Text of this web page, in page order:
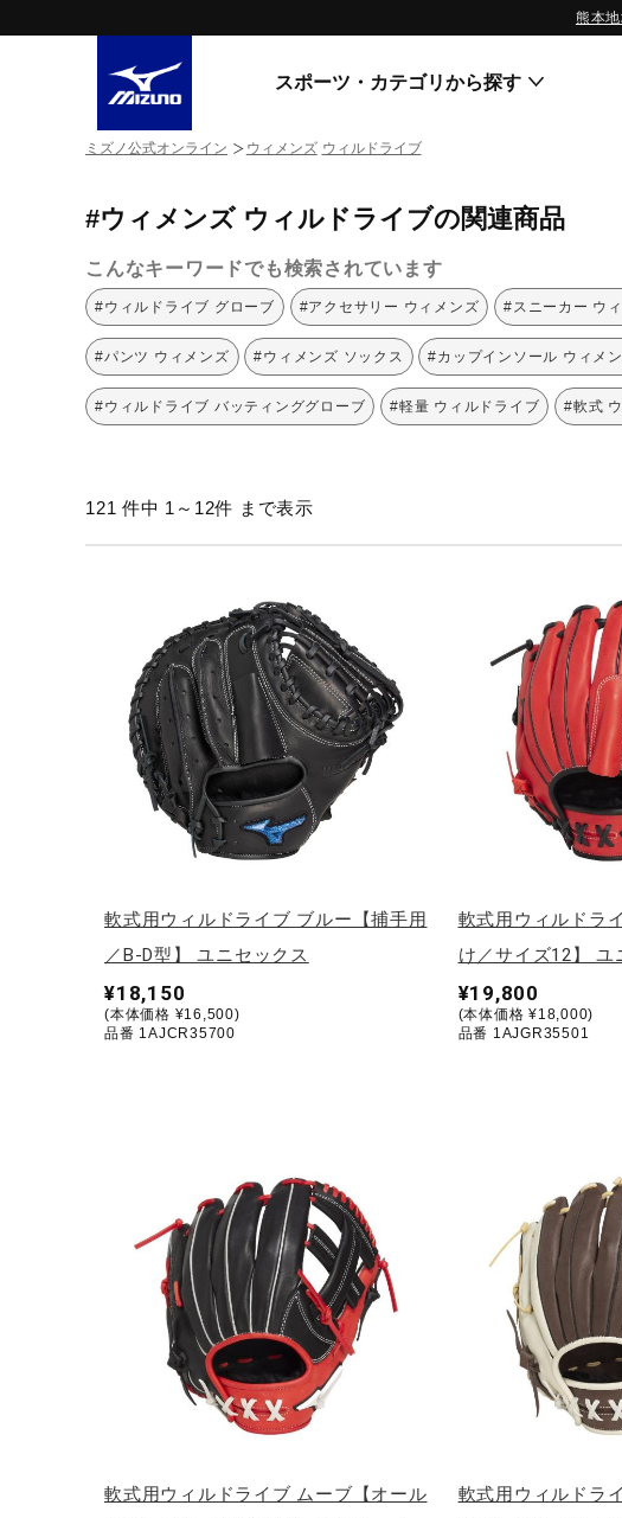
熊本
スポーツ・カテゴリから探す
ライフスタイルウエア
ランニング
サッカー／フットサル
野球
バレーボール
陸上競技
卓球
ソフトボール
ウィンタースポーツ
ライフスタイルグッズ
インナー
寝具／ミズノスリープ
ジュニア／キッズ
メディカル
コラボ／ライセンス
WAVE PROPHECY
MORELIA LS
WAVE RIDER
MXR
ゴアテックス
コラボレーション
その他シリーズ
WP
WP
スペシャ
WP
マーガ
ミズノ公式オンライン ウィメンズ ウィルドライブ
#ウィメンズ ウィルドライブの関連商品
こんなキーワードでも検索されています
#ウィルドライブ グローブ #アクセサリー ウィメンズ #スニーカー ウ
#パンツ ウィメンズ #ウィメンズ ソックス #カップインソール ウィメ
#ウィルドライブ バッティンググローブ #軽量 ウィルドライブ #軟式
121 件中 1～12件 まで表示
軟式用ウィルドライブ ブルー【捕手用
／B-D型】 ユニセックス
¥18,150
(本体価格 ¥16,500)
品番 1AJCR35700
軟式用ウィルドラ
け／サイズ12】 ユ
¥19,800
(本体価格 ¥18,000)
品番 1AJGR35501
軟式用ウィルドライブ ムーブ【オール
軟式用ウィルドラ